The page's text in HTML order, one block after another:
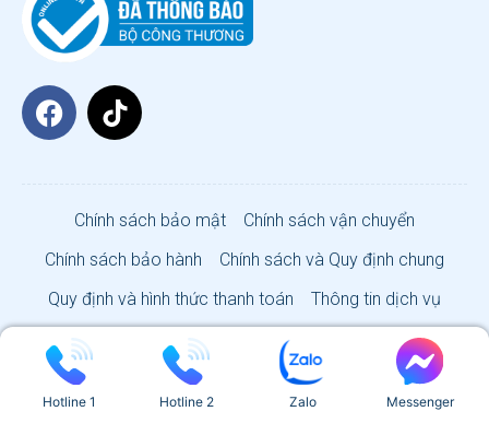
Chính sách bảo mật
Chính sách vận chuyển
Chính sách bảo hành
Chính sách và Quy định chung
Quy định và hình thức thanh toán
Thông tin dịch vụ
VISA SUN CO., LTD 2026
Hotline 1 Hotline 2 Zalo Messenger